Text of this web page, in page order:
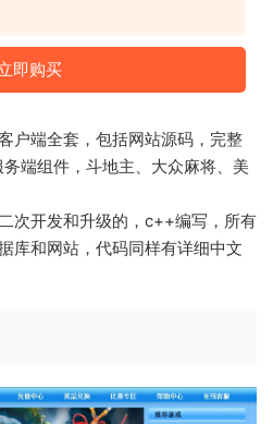
即购买
户端全套，包括网站源码，完整
端组件，斗地主、大众麻将、美
次开发和升级的，c++编写，所有
库和网站，代码同样有详细中文